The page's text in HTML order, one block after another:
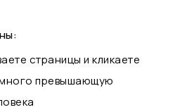
страницы и кликаете
превышающую